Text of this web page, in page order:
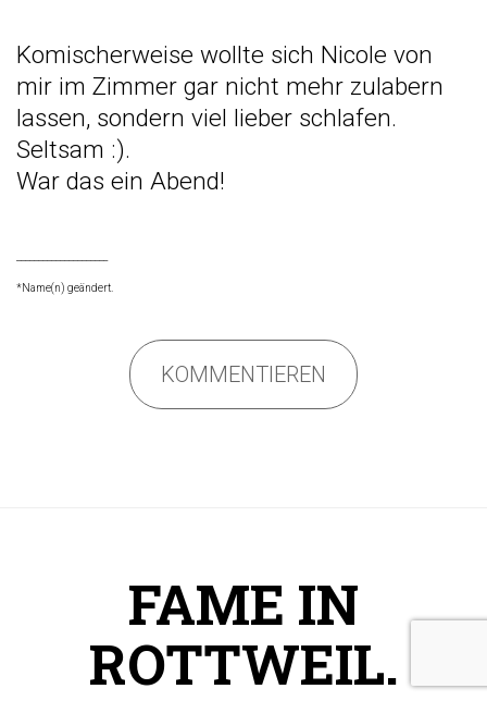
Komischerweise wollte sich Nicole von
mir im Zimmer gar nicht mehr zulabern
lassen, sondern viel lieber schlafen.
Seltsam :).
War das ein Abend!
*Name(n) geändert.
KOMMENTIEREN
FAME IN
ROTTWEIL.